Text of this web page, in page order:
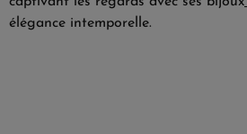
élégance intemporelle.